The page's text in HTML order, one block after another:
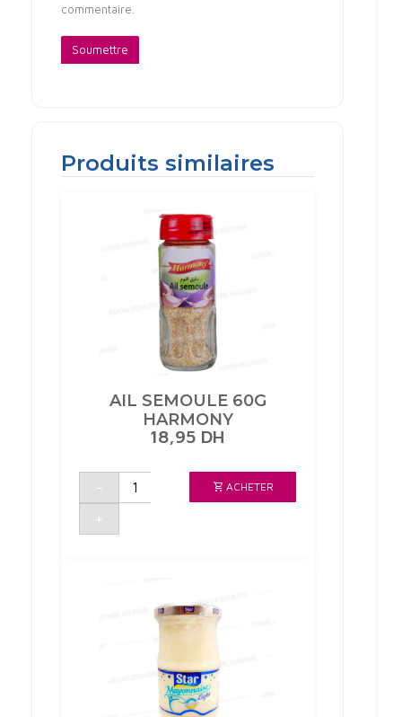
commentaire.
Produits similaires
AIL SEMOULE 60G
HARMONY
18,95 DH
-
quantité
AIL
HARMONY
+
ACHETER